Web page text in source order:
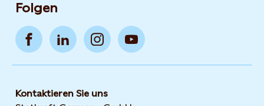
Folgen
Kontaktieren Sie uns